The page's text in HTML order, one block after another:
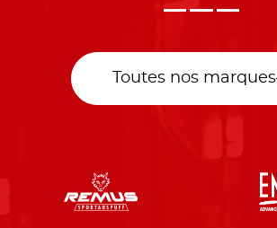
Toutes nos marques